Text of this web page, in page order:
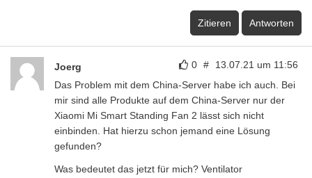
Zitieren Antworten
0 # 13.07.21 um 11:56
Joerg
Das Problem mit dem China-Server habe ich auch. Bei
mir sind alle Produkte auf dem China-Server nur der
Xiaomi Mi Smart Standing Fan 2 lässt sich nicht
einbinden. Hat hierzu schon jemand eine Lösung
gefunden?
Was bedeutet das jetzt für mich? Ventilator